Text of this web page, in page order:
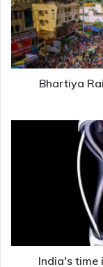
service
of
all
Rath
Yatra
pilgrimsBhartiya
off;
ShubhanshuIndia's time